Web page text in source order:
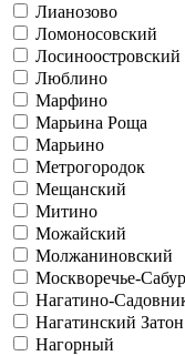
Лианозово
Ломоносовский
Лосиноостровский
Люблино
Марфино
Марьина Роща
Марьино
Метрогородок
Мещанский
Митино
Можайский
Молжаниновский
Москворечье-
Нагатино-
Нагатинский Затон
Нагорный